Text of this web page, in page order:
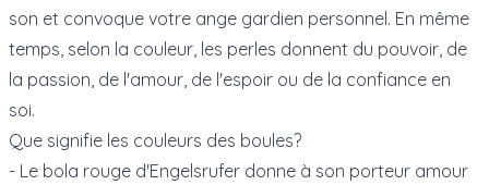
son et convoque votre ange gardien personnel. En même
temps, selon la couleur, les perles donnent du pouvoir, de
la passion, de l'amour, de l'espoir ou de la confiance en
soi.
Que signifie les couleurs des boules?
- Le bola rouge d'Engelsrufer donne à son porteur amour